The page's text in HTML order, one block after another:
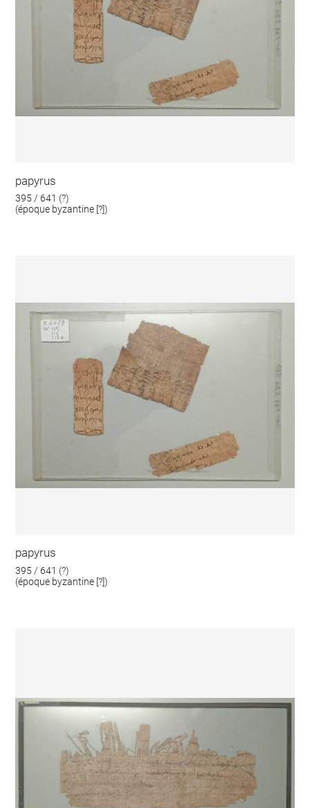
papyrus
395 / 641 (?)
(époque byzantine [?])
papyrus
395 / 641 (?)
(époque byzantine [?])